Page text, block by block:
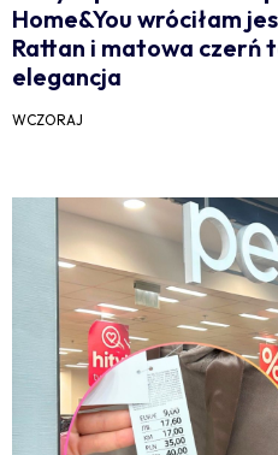
Home&You wróciłam
Rattan i matowa czerń
elegancja
WCZORAJ